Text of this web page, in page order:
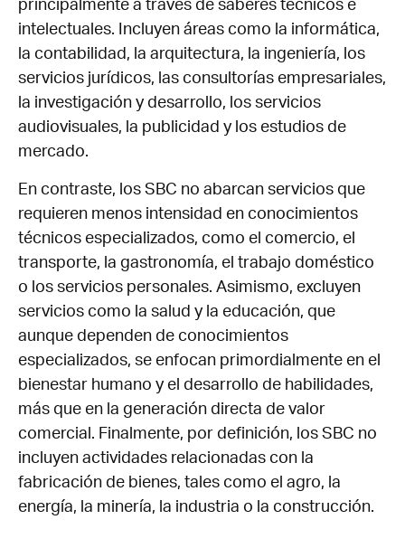
principalmente a través de saberes técnicos e
intelectuales. Incluyen áreas como la informática,
la contabilidad, la arquitectura, la ingeniería, los
servicios jurídicos, las consultorías empresariales,
la investigación y desarrollo, los servicios
audiovisuales, la publicidad y los estudios de
mercado.
En contraste, los SBC no abarcan servicios que
requieren menos intensidad en conocimientos
técnicos especializados, como el comercio, el
transporte, la gastronomía, el trabajo doméstico
o los servicios personales. Asimismo, excluyen
servicios como la salud y la educación, que
aunque dependen de conocimientos
especializados, se enfocan primordialmente en el
bienestar humano y el desarrollo de habilidades,
más que en la generación directa de valor
comercial. Finalmente, por definición, los SBC no
incluyen actividades relacionadas con la
fabricación de bienes, tales como el agro, la
energía, la minería, la industria o la construcción.